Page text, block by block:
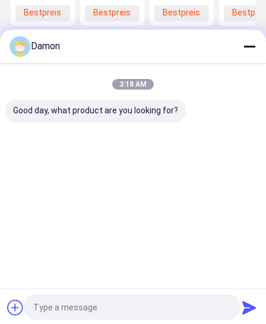
Attractive
Bestpreis
Closure for
Bestpreis
Zipper
Rectangle
Bestpreis
Box in
Shape for
Easy
Über uns Kontakt
Datenschutzrichtlinie
QualitätPapiergeschenkbox China Fabrik.Copyright © 2026
Damon
3:18 AM
Good day, what product are you looking for?